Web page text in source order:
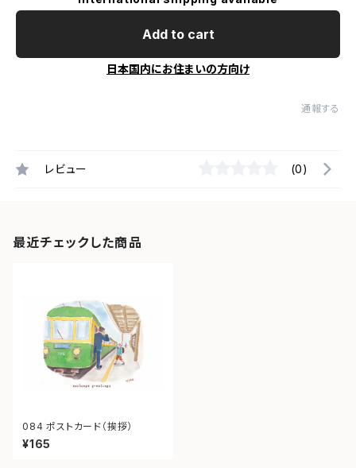
Add to cart
日本国内にお住まいの方向け
通報する
レビュー (0)
最近チェックした商品
084 ポストカード（挨拶）
¥165